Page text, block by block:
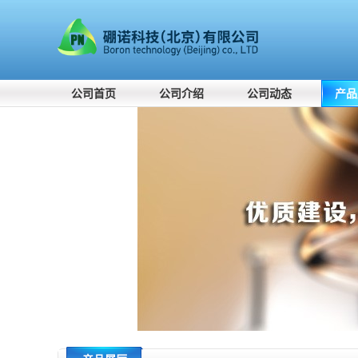
公司首页 公司介绍 公司动态 产